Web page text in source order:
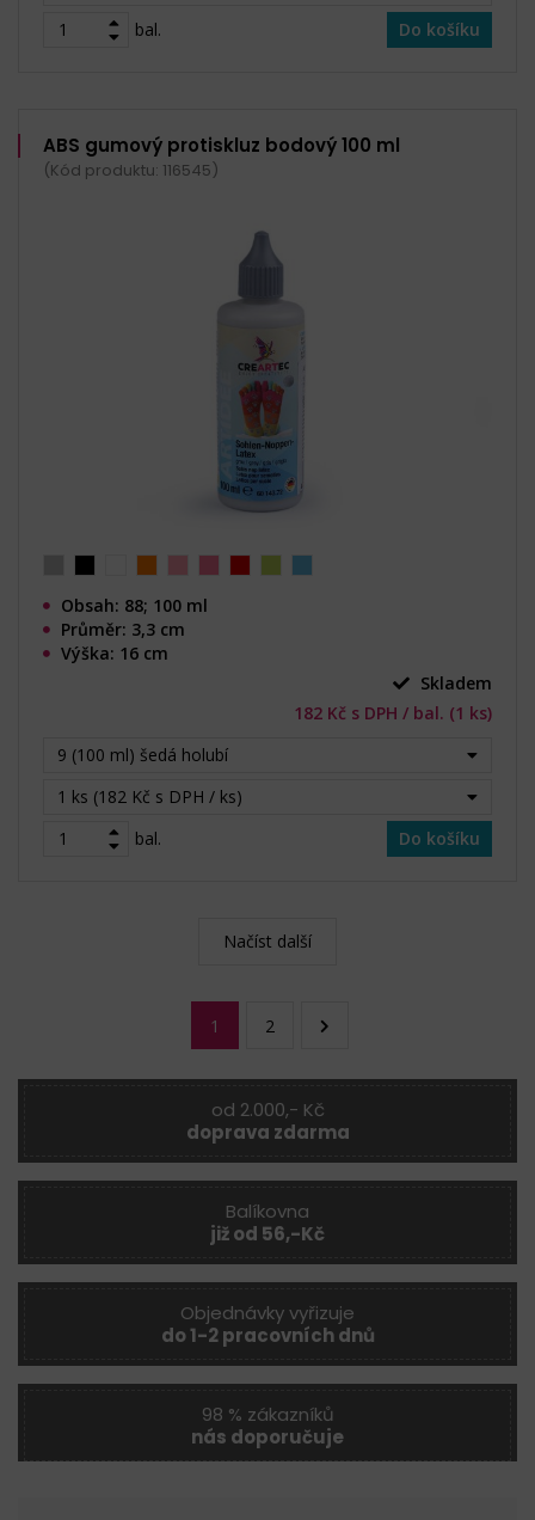
bal.
Do košíku
ABS gumový protiskluz bodový 100 ml
(Kód produktu: 116545)
Obsah: 88; 100 ml
Průměr: 3,3 cm
Výška: 16 cm
Skladem
182 Kč s DPH / bal. (1 ks)
9 (100 ml) šedá holubí
1 ks (182 Kč s DPH / ks)
bal.
Do košíku
Načíst další
1 2
od 2.000,- Kč
doprava zdarma
Balíkovna
již od 56,-Kč
Objednávky vyřizuje
do 1-2 pracovních dnů
98 % zákazníků
nás doporučuje